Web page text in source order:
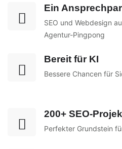
Ein
SEO und Webdesign
Agentur-Pingpong
Bereit für KI
Bessere Chancen für
200+ SEO-
Perfekter Grundstein